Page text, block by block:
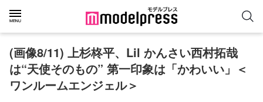
(画像8/11) 上杉柊平、Lil かんさい西村拓哉
は“天使そのもの” 第一印象は「かわいい」＜
ワンルームエンジェル＞